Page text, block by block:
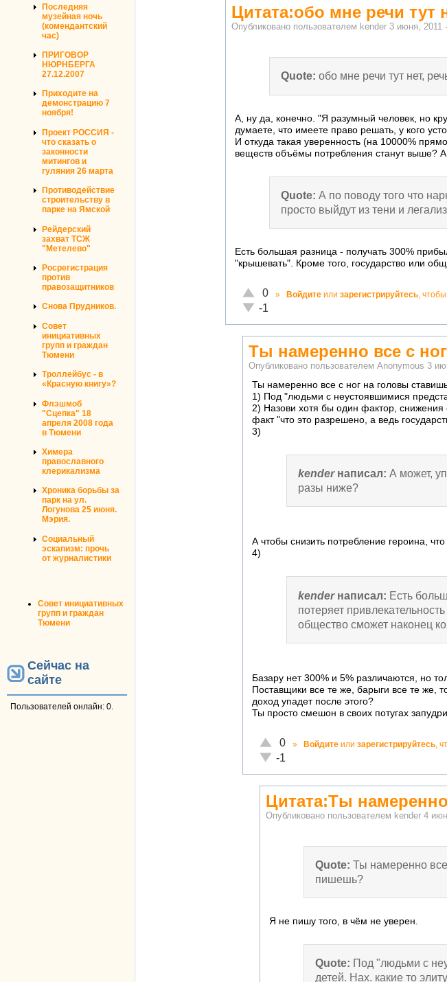
Последняя
музейная ночь
(комендантский
час)
ПРИГОВОР
НЮРНБЕРГА
27.12.2007
Приходите на
демонстрацию 7
ноября!
Проект РОССИЯ -
что сказать о
законности
митингов и
гуляния 26 марта
Противодействие
строительству в
парке на Ямской
Рейдерский
захват ТСЖ
"Метелево"
Росрегистрация
против
правозащитников
Снова Прудников.
Совет
инициативных
групп и граждан
Тюмени
Троллейбус - в
«Красную книгу»?
Флэшмоб
"Сцепка" 18
апреля 2008 года
в Тюмени
Химера
православного
клерикализма
Хроника борьбы за
парк на ул.
Логунова 25 июня.
Мэрия.
Социальный
эскапизм: прочь
от журналистики
Совет инициативных
групп и граждан
Тюмени
Сейчас на
сайте
Пользователей онлайн: 0.
Цитата:обо мне речи тут
Опубликовано пользователем kender 3 июня, 2011
Quote:обо мне речи тут нет,
А, ну да, конечно. "Я разумный человек, но
думаете, что имеете право решать, у кого
И откуда такая уверенность (на 10000%
веществ объёмы потребления станут выше? А
Quote:А по поводу того что
просто выйдут из тени и
Есть большая разница - получать 300%
"крышевать". Кроме того, государство или
Отлично!
0
Неадекватно!
-1
» Войдите или зарегистрируйтесь,
Ты намеренно все с
Опубликовано пользователем Anonymous 3
Ты намеренно все с ног на головы
1) Под "людьми с неустоявшимися
2) Назови хотя бы один фактор,
факт "что это разрешено, а ведь
3)
kenderнаписал:А может,
разы ниже?
А чтобы снизить потребление героина,
4)
kenderнаписал: Есть
потеряет
общество сможет наконец
Базару нет 300% и 5% различаются, но
Поставщики все те же, барыги все те
доход упадет после этого?
Ты просто смешон в своих потугах
Отлично!
0
Неадекватно!
-1
» Войдите или зарегистрируйтесь ,
Цитата:Ты
Опубликовано пользователем kender 4
Quote:Ты намеренно
пишешь?
Я не пишу того, в чём не уверен.
Quote: Под "людьми с
детей. Нах. какие то